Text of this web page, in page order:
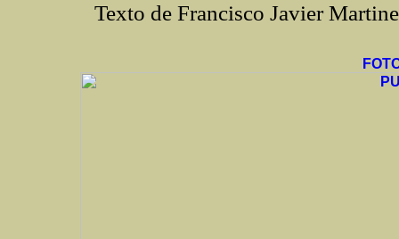
Texto de Francisco Javier